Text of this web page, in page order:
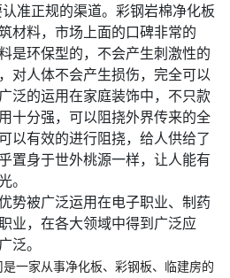
准正规的渠道。彩钢岩棉净化板
材料，市场上面的口碑非常的
是环保型的，不会产生刺激性的
对人体不会产生损伤，完全可以
泛的运用在家庭装饰中，不只款
十分强，可以阻挠外界传来的全
以有效的进行阻挠，给人供给了
置身于世外桃源一样，让人能有
。
势被广泛运用在电子职业、制药
业，在各大领域中得到广泛应
泛。
一家从事净化板、彩钢板、临建房的
复制微信号